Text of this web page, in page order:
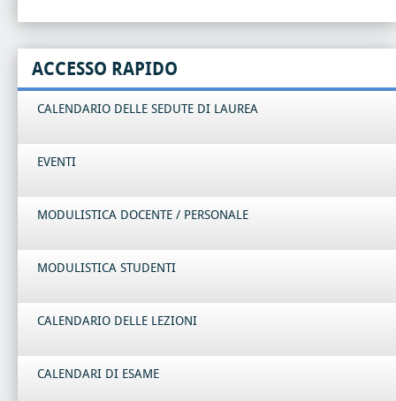
ACCESSO RAPIDO
CALENDARIO DELLE SEDUTE DI LAUREA
EVENTI
MODULISTICA DOCENTE / PERSONALE
MODULISTICA STUDENTI
CALENDARIO DELLE LEZIONI
CALENDARI DI ESAME